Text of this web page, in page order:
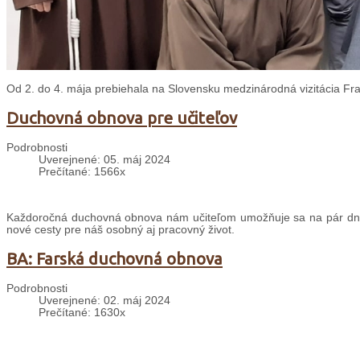
Od 2. do 4. mája prebiehala na Slovensku medzinárodná vizitácia
Duchovná obnova pre učiteľov
Podrobnosti
Uverejnené: 05. máj 2024
Prečítané: 1566x
Každoročná duchovná obnova nám učiteľom umožňuje sa na pár
nové cesty pre náš osobný aj pracovný život.
BA: Farská duchovná obnova
Podrobnosti
Uverejnené: 02. máj 2024
Prečítané: 1630x